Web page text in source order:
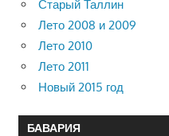
Старый Таллин
Лето 2008 и 2009
Лето 2010
Лето 2011
Новый 2015 год
БАВАРИЯ